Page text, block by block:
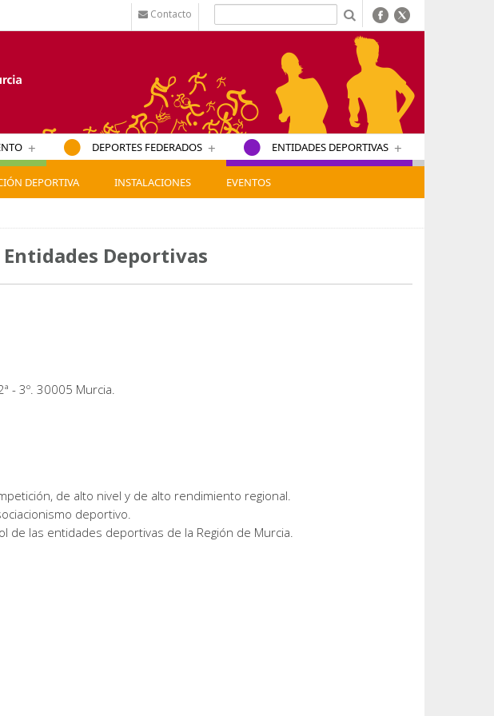
Contacto
+ DEPORTES FEDERADOS + ENTIDADES DEPORTIVAS +
DEPORTIVA INSTALACIONES EVENTOS
Deportivas
- 3º. 30005 Murcia.
de alto nivel y de alto rendimiento regional.
deportivo.
de las entidades deportivas de la Región de Murcia.